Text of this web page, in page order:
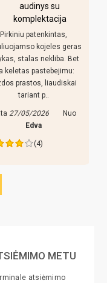
audinys su
komplektacija
Pirkiniu patenkintas,
kojeles geras
stalas nekliba. Bet
keletas pastebejimu:
prastos, liaudiskai
tariant p..
27/05/2026
Nuo
Edva
(4)
METU
atsiėmimo